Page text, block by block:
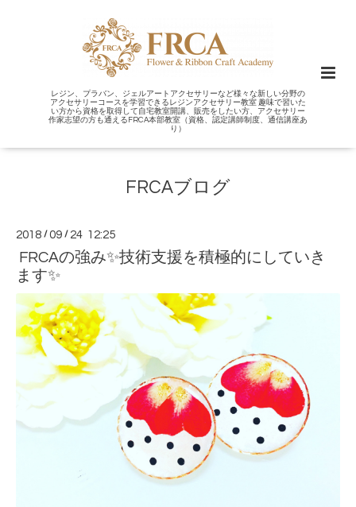
レジン、プラバン、ジェルアートアクセサリーなど様々な新しい分野の
アクセサリーコースを学習できるレジンアクセサリー教室 趣味で習いた
い方から資格を取得して自宅教室開講、販売をしたい方、アクセサリー
作家志望の方も通えるFRCA本部教室（資格、認定講師制度、通信講座あ
り）
FRCAブログ
2018 /09 / 24 12:25
FRCAの強み✨技術支援を積極的にしていき
ます✨